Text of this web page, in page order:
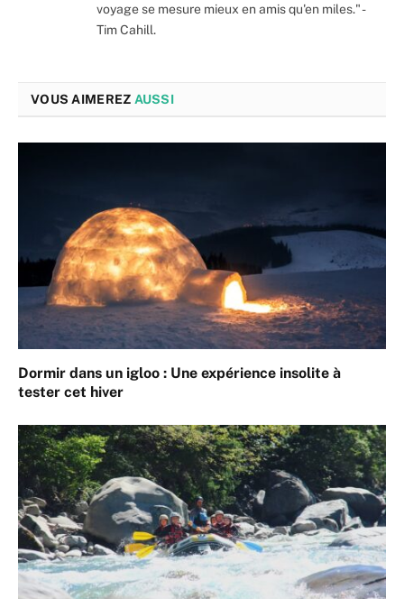
voyage se mesure mieux en amis qu'en miles." -
Tim Cahill.
VOUS AIMEREZ AUSSI
Dormir dans un igloo : Une expérience insolite à
tester cet hiver